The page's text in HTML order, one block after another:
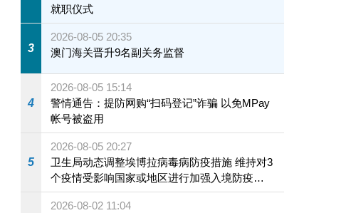
就职仪式
3
2026-08-05 20:35
澳门海关晋升9名副关务监督
4
2026-08-05 15:14
警情通告：提防网购“扫码登记”诈骗 以免MPay
帐号被盗用
5
2026-08-05 20:27
卫生局动态调整埃博拉病毒病防疫措施 维持对3
个疫情受影响国家或地区进行加强入境防疫措
施
2026-08-02 11:04